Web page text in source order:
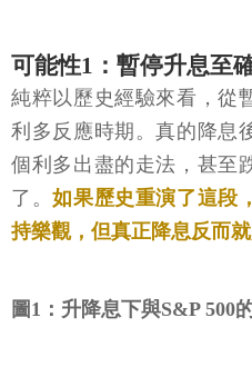
可能性1：暫停升息至
純粹以歷史經驗來看，從
利多反應時期。真的降息
個利多出盡的走法，甚至
了。如果歷史重演了這段
持樂觀，但真正降息反而
圖1：升降息下與S&P 500